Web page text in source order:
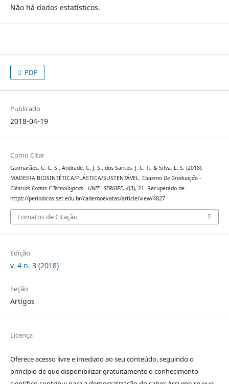
Não há dados estatísticos.
PDF
Publicado
2018-04-19
Como Citar
Guimarães, C. C. S., Andrade, C. J. S., dos Santos, J. C. T., & Silva, L. S. (2018).
MADEIRA BIOSINTÉTICA/PLÁSTICA/SUSTENTÁVEL. Caderno De Graduação -
Ciências Exatas E Tecnológicas - UNIT - SERGIPE, 4(3), 21. Recuperado de
https://periodicos.set.edu.br/cadernoexatas/article/view/4827
Fomatos de Citação
Edição
v. 4 n. 3 (2018)
Seção
Artigos
Licença
Oferece acesso livre e imediato ao seu conteúdo, seguindo o
princípio de que disponibilizar gratuitamente o conhecimento